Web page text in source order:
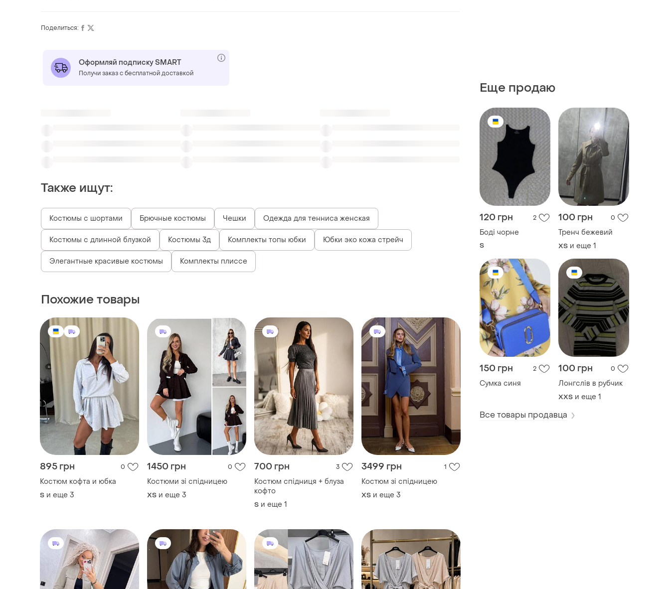
Еще продаю
120 грн 2
Боді чорне
S
100 грн 0
Тренч бежевий
ХS и еще 1
150 грн 2
Сумка синя
100 грн 0
Лонгслів в рубчик
XХS и еще 1
Все товары продавца
Поделиться:
Оформляй подписку SMART
Получи заказ с бесплатной доставкой
Похожие товары
895 грн 0
Костюм кофта и юбка
и еще
1450 грн 0
Костюми зі спідницею
ХS и еще 3
700 грн
Костюм спідниця + блуза
кофто
S и еще 1
3499 грн
Костюм зі спідницею
и еще 3